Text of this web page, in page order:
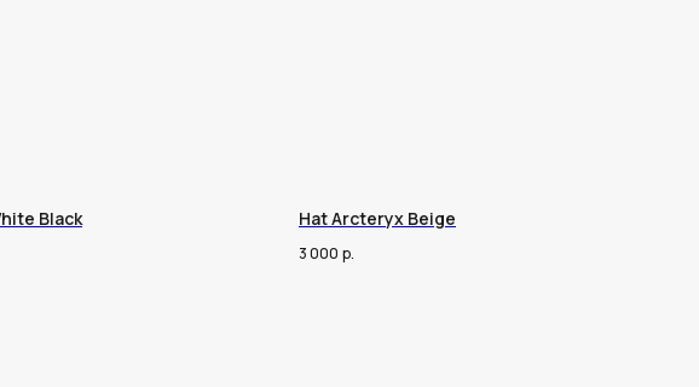
Black Hat Arcteryx Beige
3 000 р.